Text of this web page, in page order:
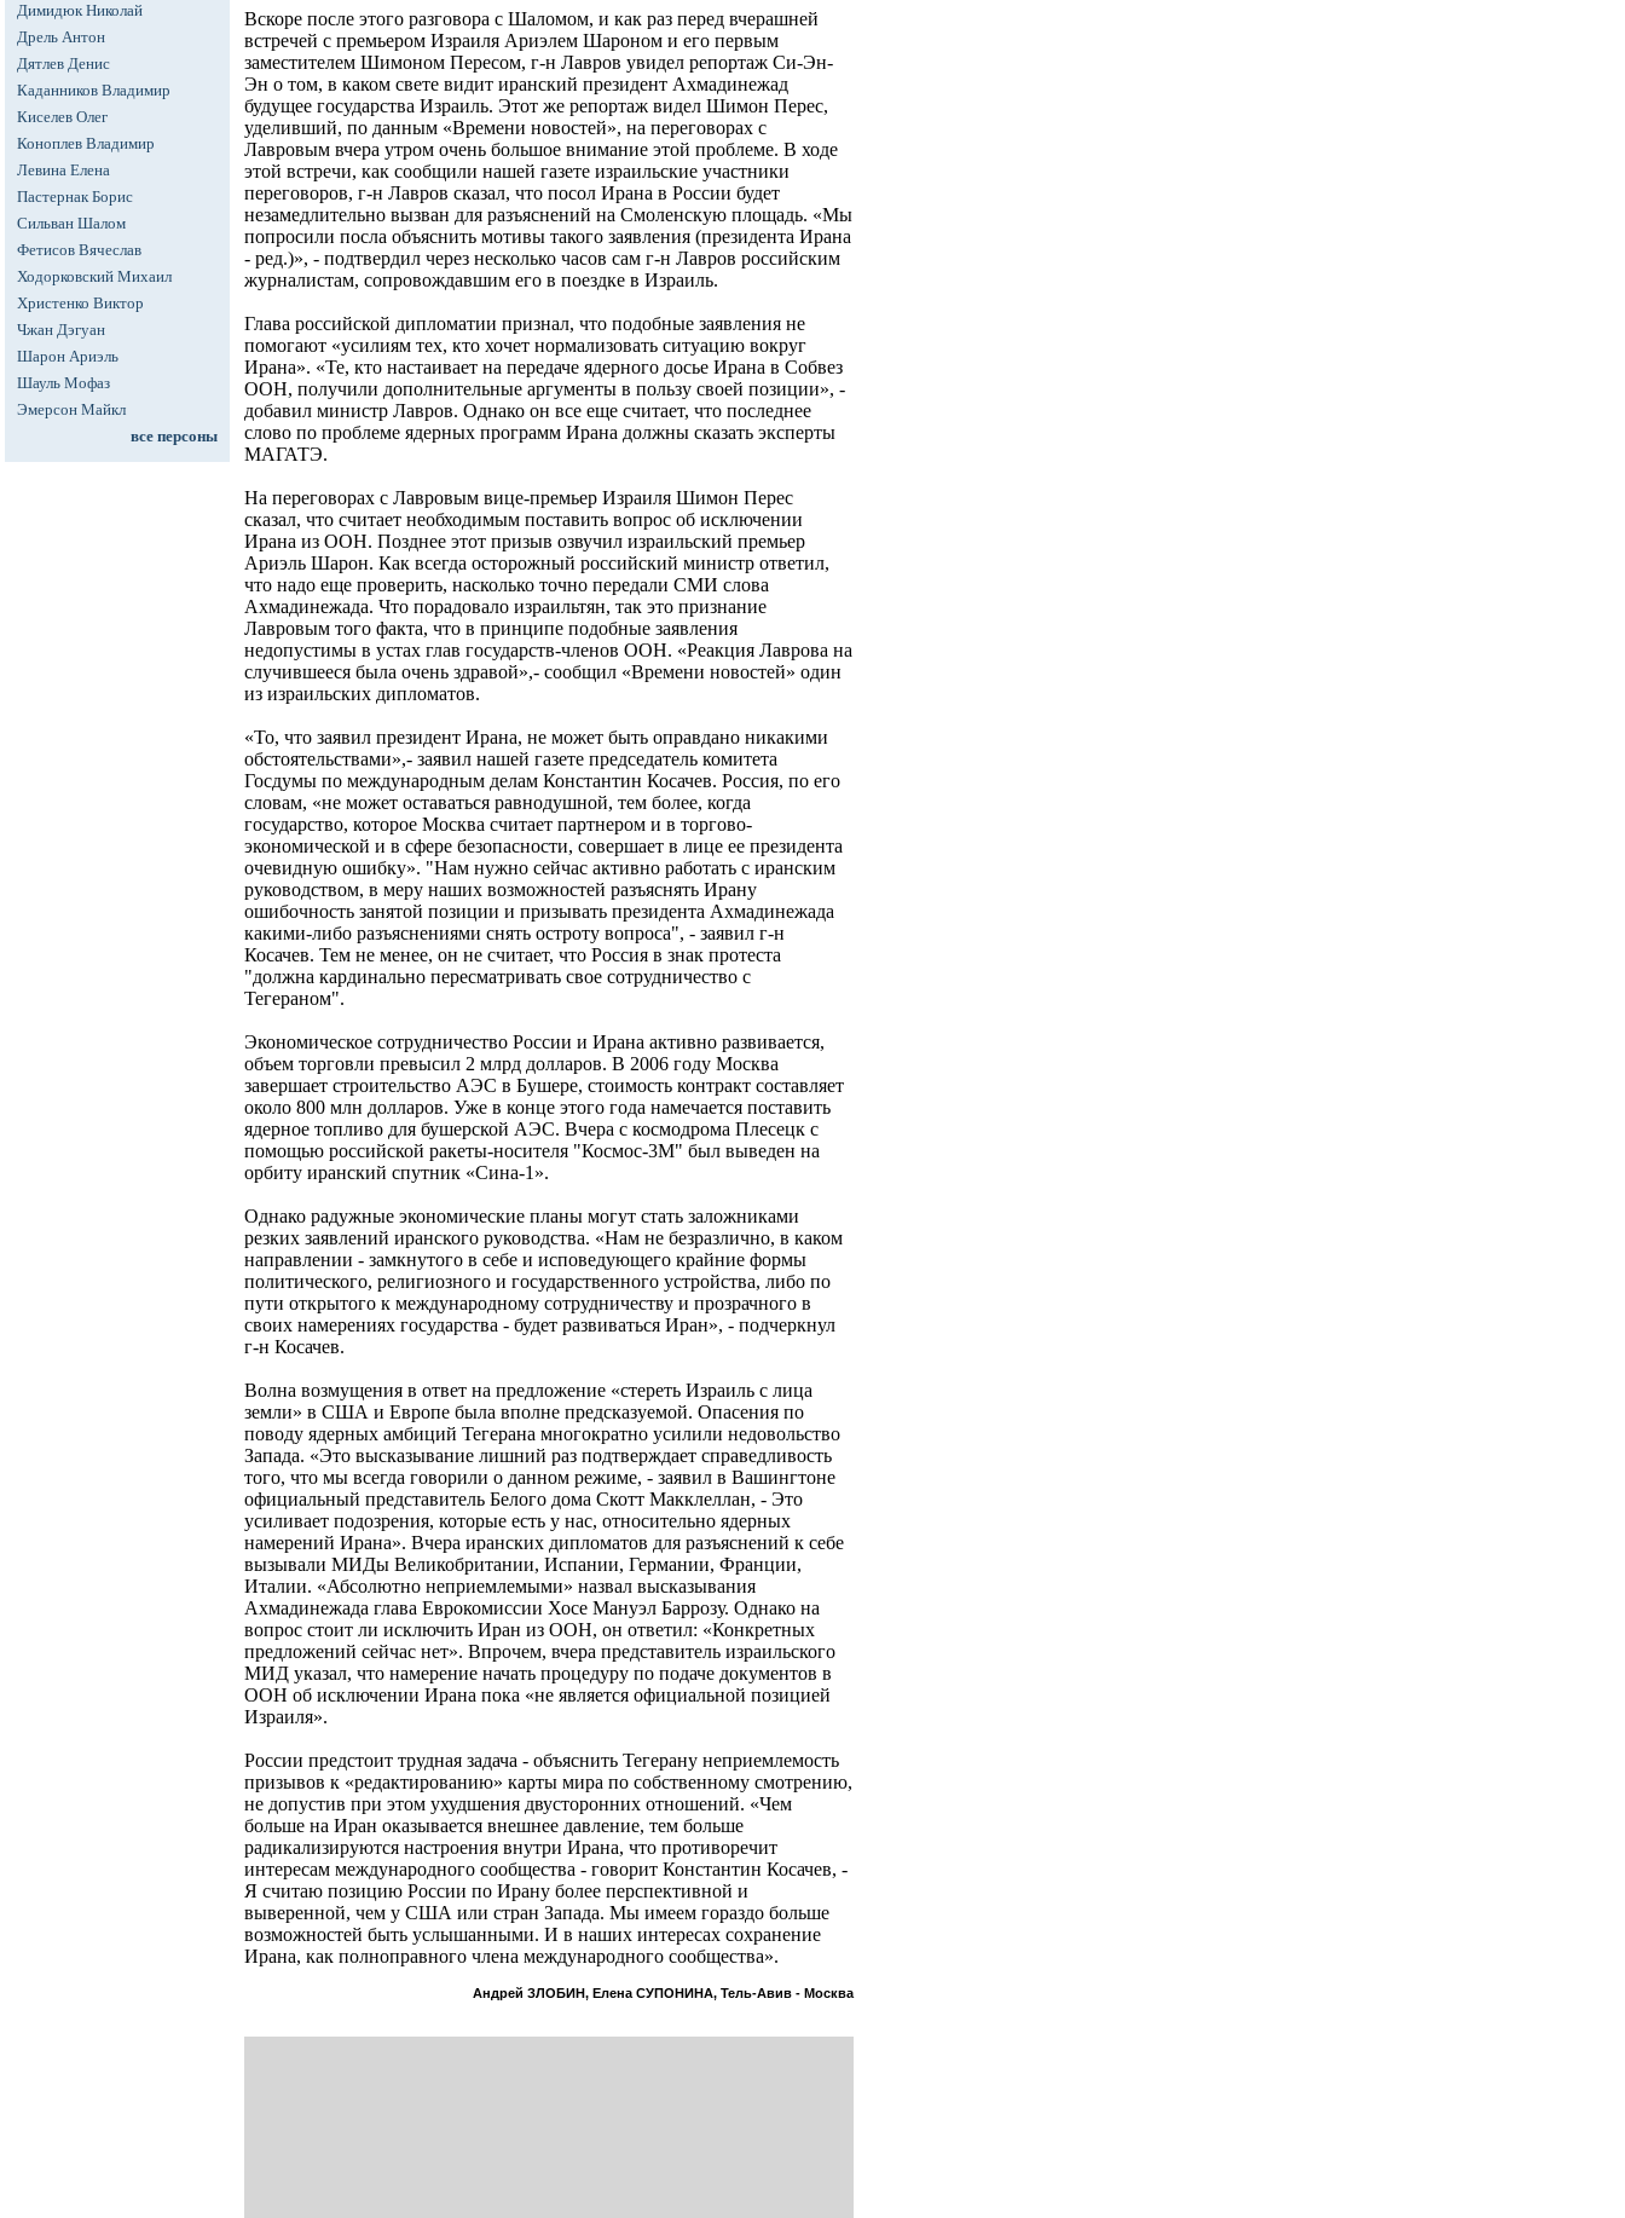
Димидюк Николай
Дрель Антон
Дятлев Денис
Каданников Владимир
Киселев Олег
Коноплев Владимир
Левина Елена
Пастернак Борис
Сильван Шалом
Фетисов Вячеслав
Ходорковский Михаил
Христенко Виктор
Чжан Дэгуан
Шарон Ариэль
Шауль Мофаз
Эмерсон Майкл
все персоны
Вскоре после этого разговора с Шаломом, и как раз перед вчерашней
встречей с премьером Израиля Ариэлем Шароном и его первым
заместителем Шимоном Пересом, г-н Лавров увидел репортаж Си-Эн-
Эн о том, в каком свете видит иранский президент Ахмадинежад
будущее государства Израиль. Этот же репортаж видел Шимон Перес,
уделивший, по данным «Времени новостей», на переговорах с
Лавровым вчера утром очень большое внимание этой проблеме. В ходе
этой встречи, как сообщили нашей газете израильские участники
переговоров, г-н Лавров сказал, что посол Ирана в России будет
незамедлительно вызван для разъяснений на Смоленскую площадь. «Мы
попросили посла объяснить мотивы такого заявления (президента Ирана
- ред.)», - подтвердил через несколько часов сам г-н Лавров российским
журналистам, сопровождавшим его в поездке в Израиль.
Глава российской дипломатии признал, что подобные заявления не
помогают «усилиям тех, кто хочет нормализовать ситуацию вокруг
Ирана». «Те, кто настаивает на передаче ядерного досье Ирана в Собвез
ООН, получили дополнительные аргументы в пользу своей позиции», -
добавил министр Лавров. Однако он все еще считает, что последнее
слово по проблеме ядерных программ Ирана должны сказать эксперты
МАГАТЭ.
На переговорах с Лавровым вице-премьер Израиля Шимон Перес
сказал, что считает необходимым поставить вопрос об исключении
Ирана из ООН. Позднее этот призыв озвучил израильский премьер
Ариэль Шарон. Как всегда осторожный российский министр ответил,
что надо еще проверить, насколько точно передали СМИ слова
Ахмадинежада. Что порадовало израильтян, так это признание
Лавровым того факта, что в принципе подобные заявления
недопустимы в устах глав государств-членов ООН. «Реакция Лаврова на
случившееся была очень здравой»,- сообщил «Времени новостей» один
из израильских дипломатов.
«То, что заявил президент Ирана, не может быть оправдано никакими
обстоятельствами»,- заявил нашей газете председатель комитета
Госдумы по международным делам Константин Косачев. Россия, по его
словам, «не может оставаться равнодушной, тем более, когда
государство, которое Москва считает партнером и в торгово-
экономической и в сфере безопасности, совершает в лице ее президента
очевидную ошибку». "Нам нужно сейчас активно работать с иранским
руководством, в меру наших возможностей разъяснять Ирану
ошибочность занятой позиции и призывать президента Ахмадинежада
какими-либо разъяснениями снять остроту вопроса", - заявил г-н
Косачев. Тем не менее, он не считает, что Россия в знак протеста
"должна кардинально пересматривать свое сотрудничество с
Тегераном".
Экономическое сотрудничество России и Ирана активно развивается,
объем торговли превысил 2 млрд долларов. В 2006 году Москва
завершает строительство АЭС в Бушере, стоимость контракт составляет
около 800 млн долларов. Уже в конце этого года намечается поставить
ядерное топливо для бушерской АЭС. Вчера с космодрома Плесецк с
помощью российской ракеты-носителя "Космос-3М" был выведен на
орбиту иранский спутник «Сина-1».
Однако радужные экономические планы могут стать заложниками
резких заявлений иранского руководства. «Нам не безразлично, в каком
направлении - замкнутого в себе и исповедующего крайние формы
политического, религиозного и государственного устройства, либо по
пути открытого к международному сотрудничеству и прозрачного в
своих намерениях государства - будет развиваться Иран», - подчеркнул
г-н Косачев.
Волна возмущения в ответ на предложение «стереть Израиль с лица
земли» в США и Европе была вполне предсказуемой. Опасения по
поводу ядерных амбиций Тегерана многократно усилили недовольство
Запада. «Это высказывание лишний раз подтверждает справедливость
того, что мы всегда говорили о данном режиме, - заявил в Вашингтоне
официальный представитель Белого дома Скотт Макклеллан, - Это
усиливает подозрения, которые есть у нас, относительно ядерных
намерений Ирана». Вчера иранских дипломатов для разъяснений к себе
вызывали МИДы Великобритании, Испании, Германии, Франции,
Италии. «Абсолютно неприемлемыми» назвал высказывания
Ахмадинежада глава Еврокомиссии Хосе Мануэл Баррозу. Однако на
вопрос стоит ли исключить Иран из ООН, он ответил: «Конкретных
предложений сейчас нет». Впрочем, вчера представитель израильского
МИД указал, что намерение начать процедуру по подаче документов в
ООН об исключении Ирана пока «не является официальной позицией
Израиля».
России предстоит трудная задача - объяснить Тегерану неприемлемость
призывов к «редактированию» карты мира по собственному смотрению,
не допустив при этом ухудшения двусторонних отношений. «Чем
больше на Иран оказывается внешнее давление, тем больше
радикализируются настроения внутри Ирана, что противоречит
интересам международного сообщества - говорит Константин Косачев, -
Я считаю позицию России по Ирану более перспективной и
выверенной, чем у США или стран Запада. Мы имеем гораздо больше
возможностей быть услышанными. И в наших интересах сохранение
Ирана, как полноправного члена международного сообщества».
Андрей ЗЛОБИН, Елена СУПОНИНА, Тель-Авив - Москва